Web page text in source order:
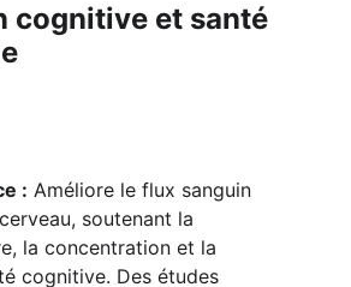
cognitive et santé
: Améliore le flux sanguin
soutenant la
la concentration et la
cognitive. Des études